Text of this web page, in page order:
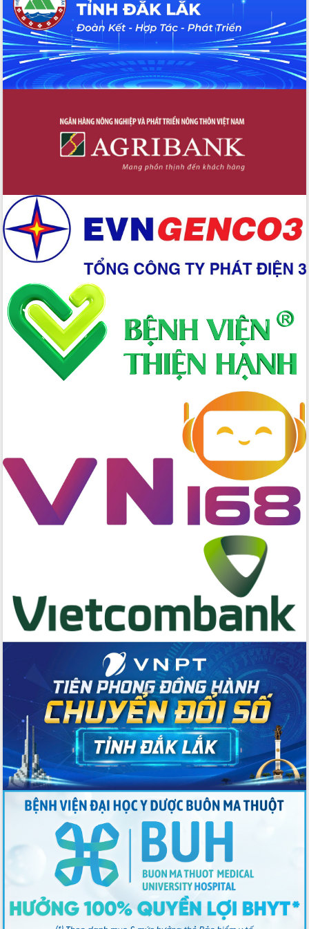
Đoàn thanh tra EC
Chủ tịch UBND tỉnh Tạ Anh Tuấn thăm,
chúc mừng các bệnh viện nhân Ngày
Thầy thuốc Việt Nam
Rộn ràng lễ hội truyền thống Sông
nước Đà Nông lần thứ I năm 2026
tỉnh Đắk Lắk thông qua các nghị quyết
Thống nhất danh sách giới thiệu ứng
cử đại biểu Quốc hội khoá XVI và đại
Phát động hai phong trào thi đua quan
trọng trong kỷ nguyên mới
Hội nghị lần thứ tư Ban Chỉ đạo công
tác bầu cử tỉnh Đắk Lắk
Hội nghị Báo cáo viên Trung ương
tháng 01/2026
Phó Thủ tướng Hồ Quốc Dũng đánh giá
cao kết quả Chiến dịch Quang Trung
tại Đắk Lắk
Hội nghị Ban Chấp hành Đảng bộ tỉnh
Đắk Lắk lần thứ 2 (mở rộng)
Tập trung giải phóng mặt bằng, đẩy
UBND tỉnh Đắk Lắk tổng kết công tác
quốc phòng, quân sự địa phương năm
2025
Tập trung triển khai quyết liệt, đồng bộ
các giải pháp nhằm thực hiện hiệu quả
Nông sản Tây Nguyên thu hút doanh
nghiệp nước ngoài
Đắk Lắk định vị thương hiệu du lịch
Hội nghị chia sẻ kinh nghiệm, chuyển
giao kỹ thuật y tế, định hướng phát
triển chuyên sâu đến 2030
Chuyển đổi số mở ra không gian phát
triển trong lĩnh vực văn hóa, du lịch
Công bố quyết định của Ban Thường
vụ Tỉnh ủy về công tác cán bộ.
Thủ tướng Phạm Minh Chính: Khẩn
trương tái thiết cuộc sống người dân
sau thiên tai
Tập trung nâng cao chất lượng, tổ
chức sản xuất sầu riêng theo hướng
Đẩy nhanh công tác khắc phục, ổn
định đời sống Nhân dân sau bão số 13
Bí thư Tỉnh ủy Lương Nguyễn Minh
Triết dự Ngày hội đại đoàn kết tại